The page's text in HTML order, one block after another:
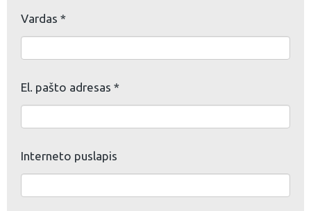
Vardas *
El. pašto adresas *
Interneto puslapis